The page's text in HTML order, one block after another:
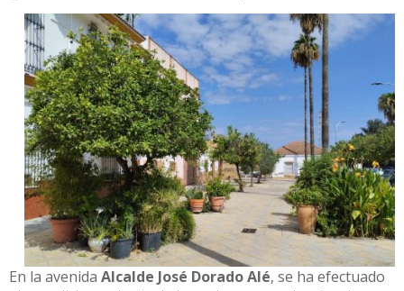
En la avenida Alcalde José Dorado Alé, se ha efectuado